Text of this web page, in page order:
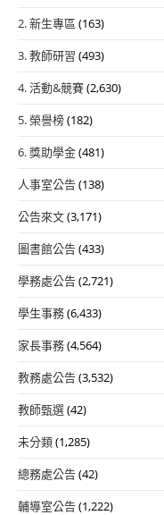
2. 新生專區 (163)
3. 教師研習 (493)
4. 活動&競賽(2,630)
5. 榮譽榜(182)
6. 獎助學金(481)
人事室公告(138)
公告來文(3,171)
圖書館公告(433)
學務處公告(2,721)
學生事務(6,433)
家長事務(4,564)
教務處公告(3,532)
教師甄選(42)
未分類(1,285)
總務處公告(42)
輔導室公告(1,222)